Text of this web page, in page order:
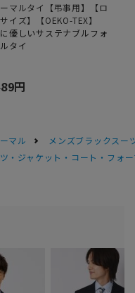
マルタイ【弔事用】【ロ
イズ】【OEKO-TEX】
優しいサステナブルフォ
タイ
円
マル
メンズブラックスー
・ジャケット・コート・フォ